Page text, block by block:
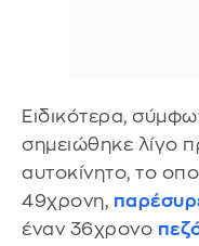
Ειδικότερα,
σημειώθηκε λίγο
αυτοκίνητο, το
49χρονη,
έναν 36χρονο